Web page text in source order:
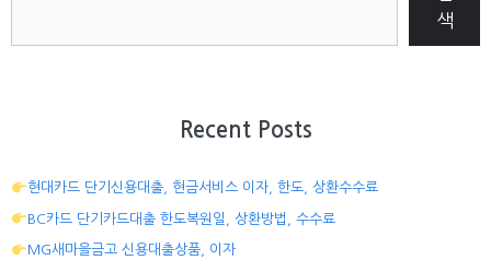
색
Recent Posts
현대카드 단기신용대출, 현금서비스 이자, 한도, 상환수수료
BC카드 단기카드대출 한도복원일, 상환방법, 수수료
MG새마을금고 신용대출상품, 이자